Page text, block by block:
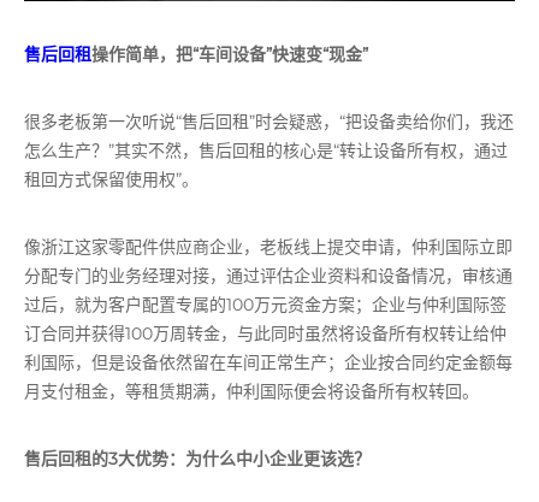
售后回租操作简单，把“车间设备”快速变“现金”
很多老板第一次听说“售后回租”时会疑惑，“把设备卖给你们，我还
怎么生产？”其实不然，售后回租的核心是“转让设备所有权，通过
租回方式保留使用权”。
像浙江这家零配件供应商企业，老板线上提交申请，仲利国际立即
分配专门的业务经理对接，通过评估企业资料和设备情况，审核通
过后，就为客户配置专属的100万元资金方案；企业与仲利国际签
订合同并获得100万周转金，与此同时虽然将设备所有权转让给仲
利国际，但是设备依然留在车间正常生产；企业按合同约定金额每
月支付租金，等租赁期满，仲利国际便会将设备所有权转回。
售后回租的3大优势：为什么中小企业更该选？